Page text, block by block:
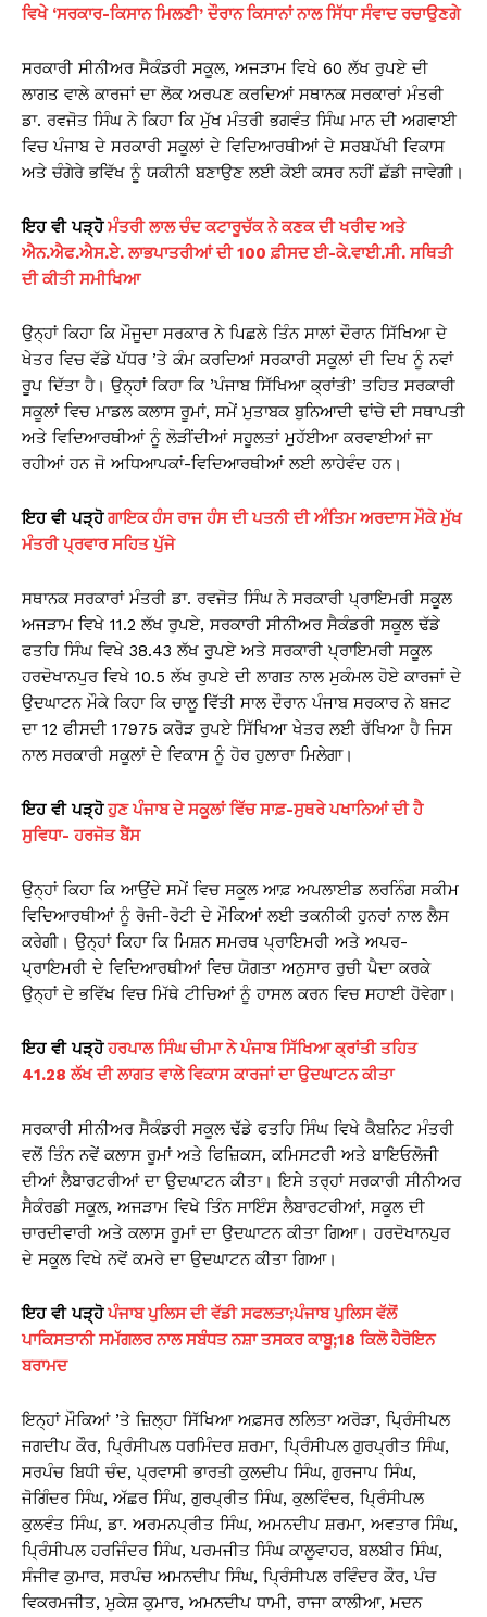
ਵਿਖੇ ‘ਸਰਕਾਰ-ਕਿਸਾਨ ਮਿਲਣੀ’ ਦੌਰਾਨ ਕਿਸਾਨਾਂ ਨਾਲ ਸਿੱਧਾ ਸੰਵਾਦ ਰਚਾਉਣਗੇ
ਸਰਕਾਰੀ ਸੀਨੀਅਰ ਸੈਕੰਡਰੀ ਸਕੂਲ, ਅਜੜਾਮ ਵਿਖੇ 60 ਲੱਖ ਰੁਪਏ ਦੀ
ਲਾਗਤ ਵਾਲੇ ਕਾਰਜਾਂ ਦਾ ਲੋਕ ਅਰਪਣ ਕਰਦਿਆਂ ਸਥਾਨਕ ਸਰਕਾਰਾਂ ਮੰਤਰੀ
ਡਾ. ਰਵਜੋਤ ਸਿੰਘ ਨੇ ਕਿਹਾ ਕਿ ਮੁੱਖ ਮੰਤਰੀ ਭਗਵੰਤ ਸਿੰਘ ਮਾਨ ਦੀ ਅਗਵਾਈ
ਵਿਚ ਪੰਜਾਬ ਦੇ ਸਰਕਾਰੀ ਸਕੂਲਾਂ ਦੇ ਵਿਦਿਆਰਥੀਆਂ ਦੇ ਸਰਬਪੱਖੀ ਵਿਕਾਸ
ਅਤੇ ਚੰਗੇਰੇ ਭਵਿੱਖ ਨੂੰ ਯਕੀਨੀ ਬਣਾਉਣ ਲਈ ਕੋਈ ਕਸਰ ਨਹੀਂ ਛੱਡੀ ਜਾਵੇਗੀ।
ਇਹ ਵੀ ਪੜ੍ਹੋ ਮੰਤਰੀ ਲਾਲ ਚੰਦ ਕਟਾਰੂਚੱਕ ਨੇ ਕਣਕ ਦੀ ਖਰੀਦ ਅਤੇ
ਐਨ.ਐਫ.ਐਸ.ਏ. ਲਾਭਪਾਤਰੀਆਂ ਦੀ 100 ਫ਼ੀਸਦ ਈ-ਕੇ.ਵਾਈ.ਸੀ. ਸਥਿਤੀ
ਦੀ ਕੀਤੀ ਸਮੀਖਿਆ
ਉਨ੍ਹਾਂ ਕਿਹਾ ਕਿ ਮੌਜੂਦਾ ਸਰਕਾਰ ਨੇ ਪਿਛਲੇ ਤਿੰਨ ਸਾਲਾਂ ਦੌਰਾਨ ਸਿੱਖਿਆ ਦੇ
ਖੇਤਰ ਵਿਚ ਵੱਡੇ ਪੱਧਰ ’ਤੇ ਕੰਮ ਕਰਦਿਆਂ ਸਰਕਾਰੀ ਸਕੂਲਾਂ ਦੀ ਦਿਖ ਨੂੰ ਨਵਾਂ
ਰੂਪ ਦਿੱਤਾ ਹੈ। ਉਨ੍ਹਾਂ ਕਿਹਾ ਕਿ ’ਪੰਜਾਬ ਸਿੱਖਿਆ ਕ੍ਰਾਂਤੀ’ ਤਹਿਤ ਸਰਕਾਰੀ
ਸਕੂਲਾਂ ਵਿਚ ਮਾਡਲ ਕਲਾਸ ਰੂਮਾਂ, ਸਮੇਂ ਮੁਤਾਬਕ ਬੁਨਿਆਦੀ ਢਾਂਚੇ ਦੀ ਸਥਾਪਤੀ
ਅਤੇ ਵਿਦਿਆਰਥੀਆਂ ਨੂੰ ਲੋੜੀਂਦੀਆਂ ਸਹੂਲਤਾਂ ਮੁਹੱਈਆ ਕਰਵਾਈਆਂ ਜਾ
ਰਹੀਆਂ ਹਨ ਜੋ ਅਧਿਆਪਕਾਂ-ਵਿਦਿਆਰਥੀਆਂ ਲਈ ਲਾਹੇਵੰਦ ਹਨ।
ਇਹ ਵੀ ਪੜ੍ਹੋਗਾਇਕ ਹੰਸ ਰਾਜ ਹੰਸ ਦੀ ਪਤਨੀ ਦੀ ਅੰਤਿਮ ਅਰਦਾਸ ਮੌਕੇ ਮੁੱਖ
ਮੰਤਰੀ ਪ੍ਰਵਾਰ ਸਹਿਤ ਪੁੱਜੇ
ਸਥਾਨਕ ਸਰਕਾਰਾਂ ਮੰਤਰੀ ਡਾ. ਰਵਜੋਤ ਸਿੰਘ ਨੇ ਸਰਕਾਰੀ ਪ੍ਰਾਇਮਰੀ ਸਕੂਲ
ਅਜੜਾਮ ਵਿਖੇ 11.2 ਲੱਖ ਰੁਪਏ, ਸਰਕਾਰੀ ਸੀਨੀਅਰ ਸੈਕੰਡਰੀ ਸਕੂਲ ਢੱਡੇ
ਫਤਹਿ ਸਿੰਘ ਵਿਖੇ 38.43 ਲੱਖ ਰੁਪਏ ਅਤੇ ਸਰਕਾਰੀ ਪ੍ਰਾਇਮਰੀ ਸਕੂਲ
ਹਰਦੋਖਾਨਪੁਰ ਵਿਖੇ 10.5 ਲੱਖ ਰੁਪਏ ਦੀ ਲਾਗਤ ਨਾਲ ਮੁਕੰਮਲ ਹੋਏ ਕਾਰਜਾਂ ਦੇ
ਉਦਘਾਟਨ ਮੌਕੇ ਕਿਹਾ ਕਿ ਚਾਲੂ ਵਿੱਤੀ ਸਾਲ ਦੌਰਾਨ ਪੰਜਾਬ ਸਰਕਾਰ ਨੇ ਬਜਟ
ਦਾ 12 ਫੀਸਦੀ 17975 ਕਰੋੜ ਰੁਪਏ ਸਿੱਖਿਆ ਖੇਤਰ ਲਈ ਰੱਖਿਆ ਹੈ ਜਿਸ
ਨਾਲ ਸਰਕਾਰੀ ਸਕੂਲਾਂ ਦੇ ਵਿਕਾਸ ਨੂੰ ਹੋਰ ਹੁਲਾਰਾ ਮਿਲੇਗਾ।
ਇਹ ਵੀ ਪੜ੍ਹੋ ਹੁਣ ਪੰਜਾਬ ਦੇ ਸਕੂਲਾਂ ਵਿੱਚ ਸਾਫ਼-ਸੁਥਰੇ ਪਖਾਨਿਆਂ ਦੀ ਹੈ
ਸੁਵਿਧਾ- ਹਰਜੋਤ ਬੈਂਸ
ਉਨ੍ਹਾਂ ਕਿਹਾ ਕਿ ਆਉਂਦੇ ਸਮੇਂ ਵਿਚ ਸਕੂਲ ਆਫ਼ ਅਪਲਾਈਡ ਲਰਨਿੰਗ ਸਕੀਮ
ਵਿਦਿਆਰਥੀਆਂ ਨੂੰ ਰੋਜੀ-ਰੋਟੀ ਦੇ ਮੌਕਿਆਂ ਲਈ ਤਕਨੀਕੀ ਹੁਨਰਾਂ ਨਾਲ ਲੈਸ
ਕਰੇਗੀ। ਉਨ੍ਹਾਂ ਕਿਹਾ ਕਿ ਮਿਸ਼ਨ ਸਮਰਥ ਪ੍ਰਾਇਮਰੀ ਅਤੇ ਅਪਰ-
ਪ੍ਰਾਇਮਰੀ ਦੇ ਵਿਦਿਆਰਥੀਆਂ ਵਿਚ ਯੋਗਤਾ ਅਨੁਸਾਰ ਰੁਚੀ ਪੈਦਾ ਕਰਕੇ
ਉਨ੍ਹਾਂ ਦੇ ਭਵਿੱਖ ਵਿਚ ਮਿੱਥੇ ਟੀਚਿਆਂ ਨੂੰ ਹਾਸਲ ਕਰਨ ਵਿਚ ਸਹਾਈ ਹੋਵੇਗਾ।
ਇਹ ਵੀ ਪੜ੍ਹੋਹਰਪਾਲ ਸਿੰਘ ਚੀਮਾ ਨੇ ਪੰਜਾਬ ਸਿੱਖਿਆ ਕ੍ਰਾਂਤੀ ਤਹਿਤ
41.28 ਲੱਖ ਦੀ ਲਾਗਤ ਵਾਲੇ ਵਿਕਾਸ ਕਾਰਜਾਂ ਦਾ ਉਦਘਾਟਨ ਕੀਤਾ
ਸਰਕਾਰੀ ਸੀਨੀਅਰ ਸੈਕੰਡਰੀ ਸਕੂਲ ਢੱਡੇ ਫਤਹਿ ਸਿੰਘ ਵਿਖੇ ਕੈਬਨਿਟ ਮੰਤਰੀ
ਵਲੋਂ ਤਿੰਨ ਨਵੇਂ ਕਲਾਸ ਰੂਮਾਂ ਅਤੇ ਫਿਜ਼ਿਕਸ, ਕਮਿਸਟਰੀ ਅਤੇ ਬਾਇਓਲੋਜੀ
ਦੀਆਂ ਲੈਬਾਰਟਰੀਆਂ ਦਾ ਉਦਘਾਟਨ ਕੀਤਾ। ਇਸੇ ਤਰ੍ਹਾਂ ਸਰਕਾਰੀ ਸੀਨੀਅਰ
ਸੈਕੰਰਡੀ ਸਕੂਲ, ਅਜੜਾਮ ਵਿਖੇ ਤਿੰਨ ਸਾਇੰਸ ਲੈਬਾਰਟਰੀਆਂ, ਸਕੂਲ ਦੀ
ਚਾਰਦੀਵਾਰੀ ਅਤੇ ਕਲਾਸ ਰੂਮਾਂ ਦਾ ਉਦਘਾਟਨ ਕੀਤਾ ਗਿਆ। ਹਰਦੋਖਾਨਪੁਰ
ਦੇ ਸਕੂਲ ਵਿਖੇ ਨਵੇਂ ਕਮਰੇ ਦਾ ਉਦਘਾਟਨ ਕੀਤਾ ਗਿਆ।
ਇਹ ਵੀ ਪੜ੍ਹੋ ਪੰਜਾਬ ਪੁਲਿਸ ਦੀ ਵੱਡੀ ਸਫਲਤਾ;ਪੰਜਾਬ ਪੁਲਿਸ ਵੱਲੋਂ
ਪਾਕਿਸਤਾਨੀ ਸਮੱਗਲਰ ਨਾਲ ਸਬੰਧਤ ਨਸ਼ਾ ਤਸਕਰ ਕਾਬੂ;18 ਕਿਲੋ ਹੈਰੋਇਨ
ਬਰਾਮਦ
ਇਨ੍ਹਾਂ ਮੌਕਿਆਂ ’ਤੇ ਜ਼ਿਲ੍ਹਾ ਸਿੱਖਿਆ ਅਫ਼ਸਰ ਲਲਿਤਾ ਅਰੋੜਾ, ਪ੍ਰਿੰਸੀਪਲ
ਜਗਦੀਪ ਕੌਰ, ਪ੍ਰਿੰਸੀਪਲ ਧਰਮਿੰਦਰ ਸ਼ਰਮਾ, ਪ੍ਰਿੰਸੀਪਲ ਗੁਰਪ੍ਰੀਤ ਸਿੰਘ,
ਸਰਪੰਚ ਬਿਧੀ ਚੰਦ, ਪ੍ਰਵਾਸੀ ਭਾਰਤੀ ਕੁਲਦੀਪ ਸਿੰਘ, ਗੁਰਜਾਪ ਸਿੰਘ,
ਜੋਗਿੰਦਰ ਸਿੰਘ, ਅੱਛਰ ਸਿੰਘ, ਗੁਰਪ੍ਰੀਤ ਸਿੰਘ, ਕੁਲਵਿੰਦਰ, ਪ੍ਰਿੰਸੀਪਲ
ਕੁਲਵੰਤ ਸਿੰਘ, ਡਾ. ਅਰਮਨਪ੍ਰੀਤ ਸਿੰਘ, ਅਮਨਦੀਪ ਸ਼ਰਮਾ, ਅਵਤਾਰ ਸਿੰਘ,
ਪ੍ਰਿੰਸੀਪਲ ਹਰਜਿੰਦਰ ਸਿੰਘ, ਪਰਮਜੀਤ ਸਿੰਘ ਕਾਲੂਵਾਹਰ, ਬਲਬੀਰ ਸਿੰਘ,
ਸੰਜੀਵ ਕੁਮਾਰ, ਸਰਪੰਚ ਅਮਨਦੀਪ ਸਿੰਘ, ਪ੍ਰਿੰਸੀਪਲ ਰਵਿੰਦਰ ਕੌਰ, ਪੰਚ
ਵਿਕਰਮਜੀਤ, ਮੁਕੇਸ਼ ਕੁਮਾਰ, ਅਮਨਦੀਪ ਧਾਮੀ, ਰਾਜਾ ਕਾਲੀਆ, ਮਦਨ